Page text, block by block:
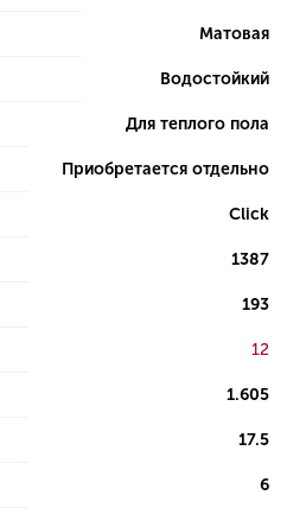
Матовая
Водостойкий
Для теплого пола
Приобретается отдельно
Click
1387
193
12
1.605
17.5
6